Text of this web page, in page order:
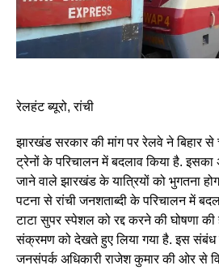
रेलहंट ब्यूरो, रांची
झारखंड सरकार की मांग पर रेलवे ने बिहार से
ट्रेनों के परिचालन में बदलाव किया है. इसका
जाने वाले झारखंड के यात्रियों को भुगतना
पटना से रांची जनशताब्दी के परिचालन में
टाटा सुपर स्पेशल को रद्द करने की घोषणा की
संक्रमण को देखते हुए लिया गया है. इस संबंध
जनसंपर्क अधिकारी राजेश कुमार की ओर से